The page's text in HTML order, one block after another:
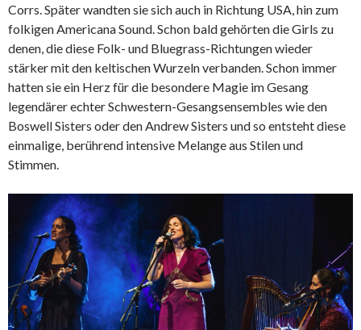
Corrs. Später wandten sie sich auch in Richtung USA, hin zum
folkigen Americana Sound. Schon bald gehörten die Girls zu
denen, die diese Folk- und Bluegrass-Richtungen wieder
stärker mit den keltischen Wurzeln verbanden. Schon immer
hatten sie ein Herz für die besondere Magie im Gesang
legendärer echter Schwestern-Gesangsensembles wie den
Boswell Sisters oder den Andrew Sisters und so entsteht diese
einmalige, berührend intensive Melange aus Stilen und
Stimmen.